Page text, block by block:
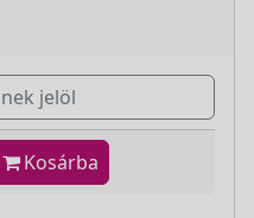
jelöl
Kosárba